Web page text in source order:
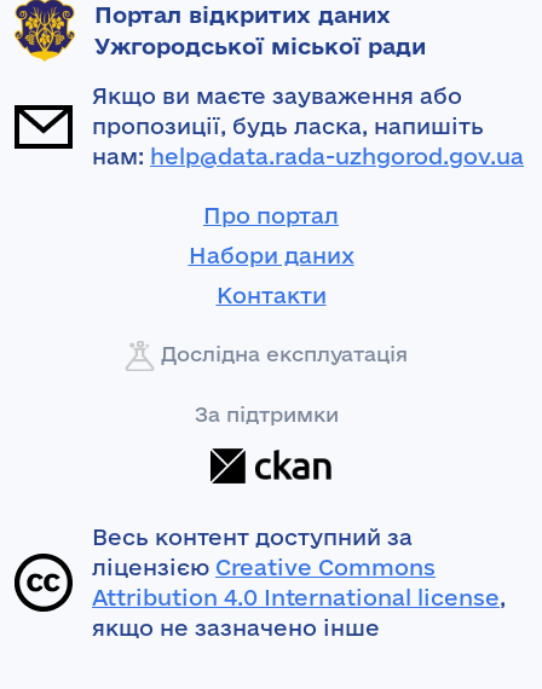
Портал відкритих даних
Ужгородської міської ради
Якщо ви маєте зауваження або
пропозиції, будь ласка, напишіть
нам: help@data.rada-uzhgorod.gov.ua
Про портал
Набори даних
Контакти
Дослідна експлуатація
За підтримки
Весь контент доступний за
ліцензією Creative Commons
Attribution 4.0 International license,
якщо не зазначено інше